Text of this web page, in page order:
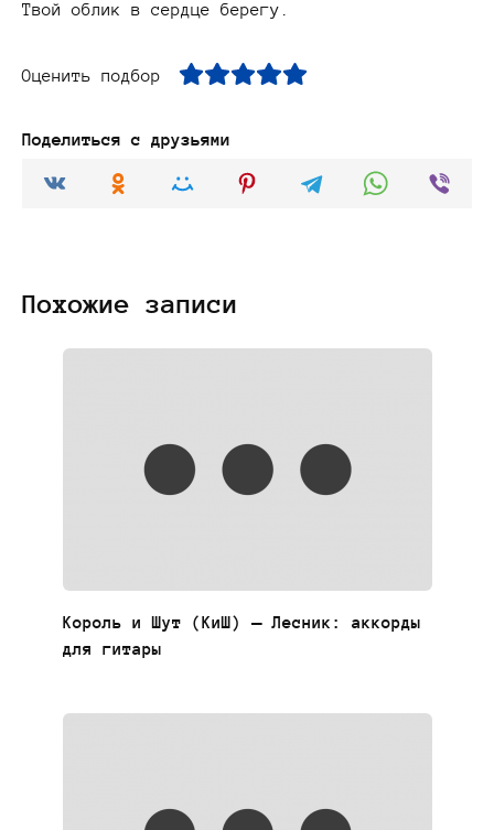
Оценить подбор
Поделиться с друзьями
Похожие записи
Король и Шут (КиШ) — Лесник: аккорды
для гитары